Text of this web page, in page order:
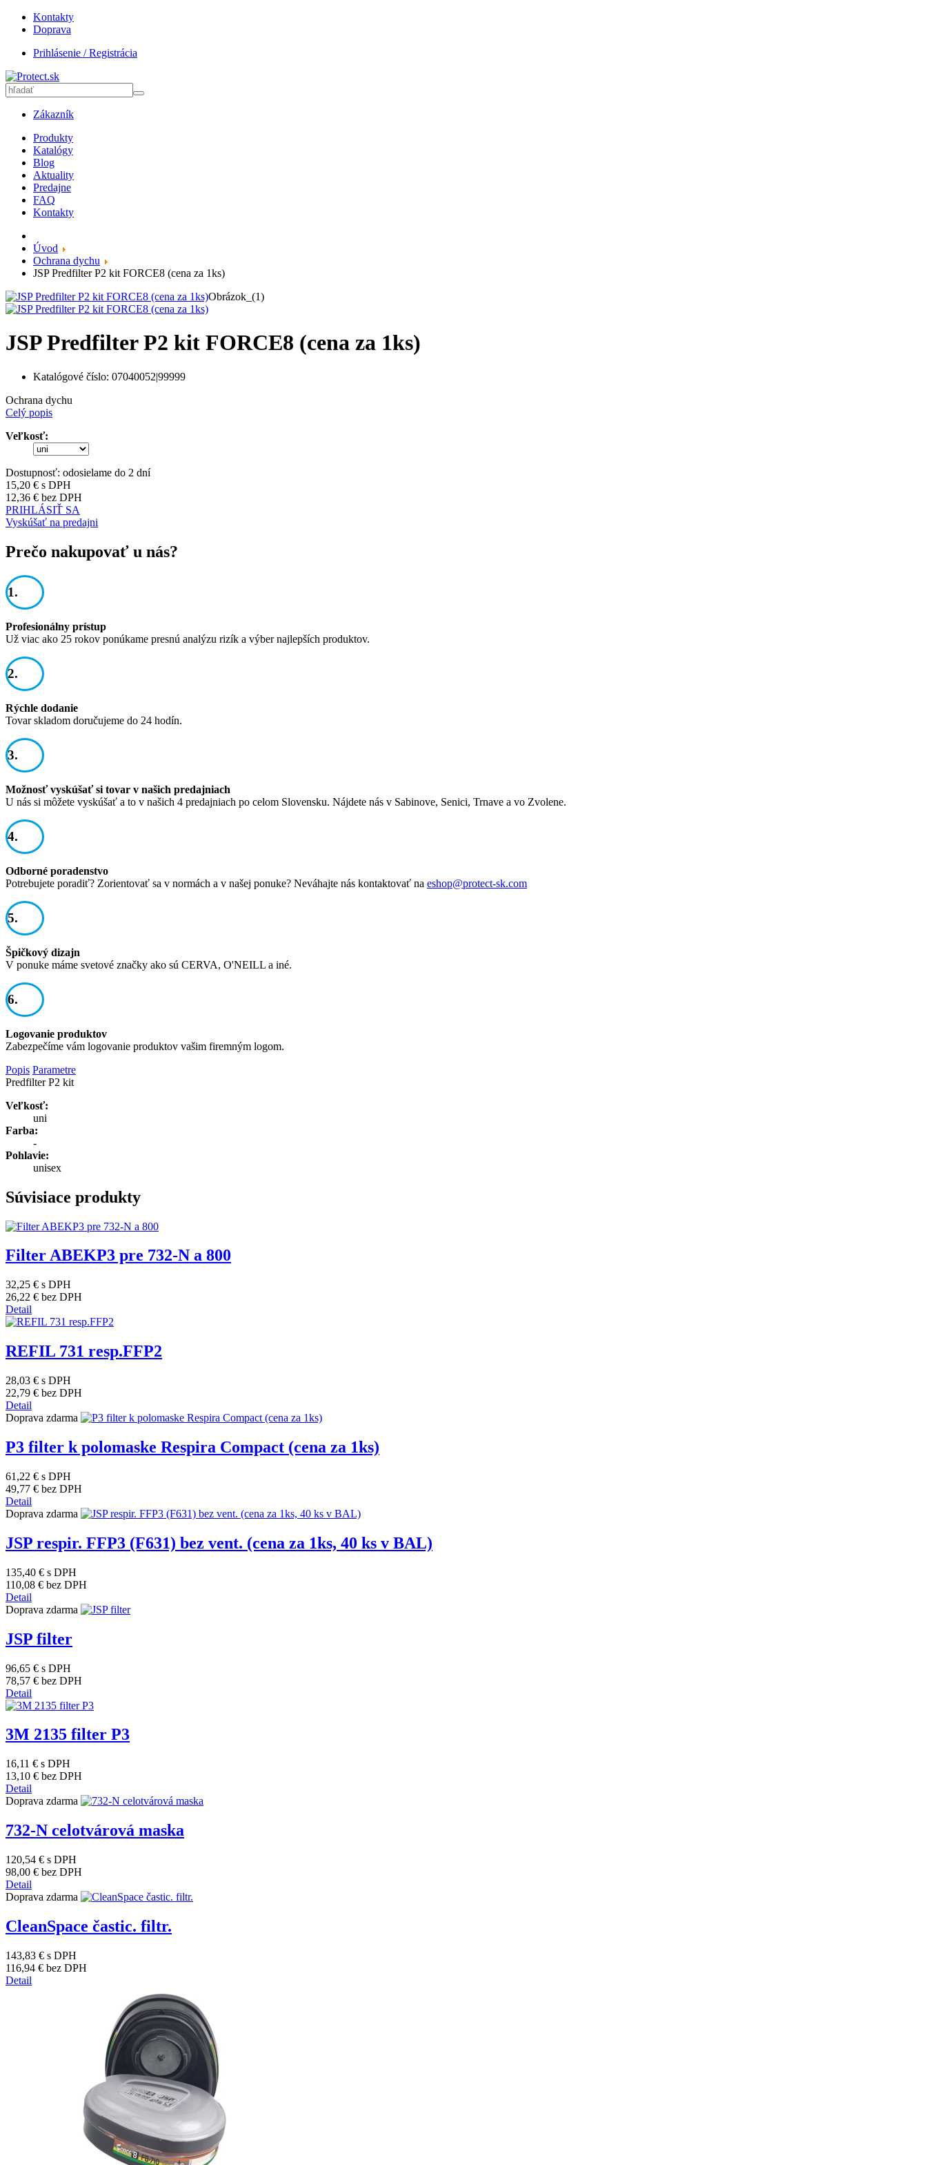
Kontakty
Doprava
Prihlásenie / Registrácia
Zákazník
Produkty
Katalógy
Blog
Aktuality
Predajne
FAQ
Kontakty
Úvod
Ochrana dychu
JSP Predfilter P2 kit FORCE8 (cena za 1ks)
Obrázok_(1)
JSP Predfilter P2 kit FORCE8 (cena za 1ks)
Katalógové číslo: 07040052|99999
Ochrana dychu
Celý popis
Veľkosť:
Dostupnosť: odosielame do 2 dní
15,20 € s DPH
12,36 € bez DPH
PRIHLÁSIŤ SA
Vyskúšať na predajni
Prečo nakupovať u nás?
1.
Profesionálny prístup
Už viac ako 25 rokov ponúkame presnú analýzu rizík a výber najlepších produktov.
2.
Rýchle dodanie
Tovar skladom doručujeme do 24 hodín.
3.
Možnosť vyskúšať si tovar v našich predajniach
U nás si môžete vyskúšať a to v našich 4 predajniach po celom Slovensku. Nájdete nás v Sabinove, Senici, Trnave a vo Zvolene.
4.
Odborné poradenstvo
Potrebujete poradiť? Zorientovať sa v normách a v našej ponuke? Neváhajte nás kontaktovať na eshop@protect-sk.com
5.
Špičkový dizajn
V ponuke máme svetové značky ako sú CERVA, O'NEILL a iné.
6.
Logovanie produktov
Zabezpečíme vám logovanie produktov vašim firemným logom.
Popis Parametre
Predfilter P2 kit
Veľkosť:
uni
Farba:
-
Pohlavie:
unisex
Súvisiace produkty
Filter ABEKP3 pre 732-N a 800
32,25 € s DPH
26,22 € bez DPH
Detail
REFIL 731 resp.FFP2
28,03 € s DPH
22,79 € bez DPH
Detail
Doprava zdarma
P3 filter k polomaske Respira Compact (cena za 1ks)
61,22 € s DPH
49,77 € bez DPH
Detail
Doprava zdarma
JSP respir. FFP3 (F631) bez vent. (cena za 1ks, 40 ks v BAL)
135,40 € s DPH
110,08 € bez DPH
Detail
Doprava zdarma
JSP filter
96,65 € s DPH
78,57 € bez DPH
Detail
3M 2135 filter P3
16,11 € s DPH
13,10 € bez DPH
Detail
Doprava zdarma
732-N celotvárová maska
120,54 € s DPH
98,00 € bez DPH
Detail
Doprava zdarma
CleanSpace častic. filtr.
143,83 € s DPH
116,94 € bez DPH
Detail